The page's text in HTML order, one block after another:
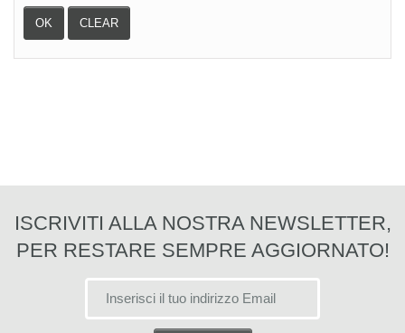
ISCRIVITI ALLA NOSTRA NEWSLETTER,
PER RESTARE SEMPRE AGGIORNATO!